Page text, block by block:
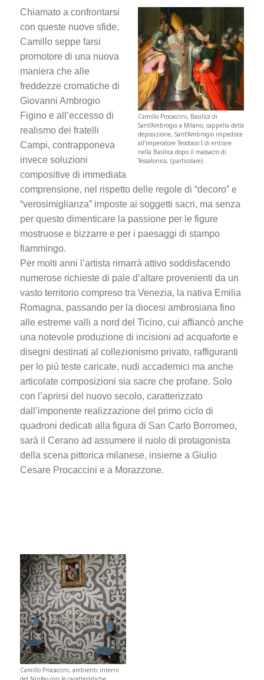
Camillo Procaccini, Basilica di
Sant’Ambrogio a Milano, cappella della
deposizione, Sant’Ambrogio impedisce
all’imperatore Teodosio I di entrare
nella Basilica dopo il massacro di
Tessalonica, (particolare).
Chiamato a confrontarsi
con queste nuove sfide,
Camillo seppe farsi
promotore di una nuova
maniera che alle
freddezze cromatiche di
Giovanni Ambrogio
Figino e all’eccesso di
realismo dei fratelli
Campi, contrapponeva
invece soluzioni
compositive di immediata
comprensione, nel rispetto delle regole di “decoro” e
“verosimiglianza” imposte ai soggetti sacri, ma senza
per questo dimenticare la passione per le figure
mostruose e bizzarre e per i paesaggi di stampo
fiammingo.
Per molti anni l’artista rimarrà attivo soddisfacendo
numerose richieste di pale d’altare provenienti da un
vasto territorio compreso tra Venezia, la nativa Emilia
Romagna, passando per la diocesi ambrosiana fino
alle estreme valli a nord del Ticino, cui affiancò anche
una notevole produzione di incisioni ad acquaforte e
disegni destinati al collezionismo privato, raffiguranti
per lo più teste caricate, nudi accademici ma anche
articolate composizioni sia sacre che profane. Solo
con l’aprirsi del nuovo secolo, caratterizzato
dall’imponente realizzazione del primo ciclo di
quadroni dedicati alla figura di San Carlo Borromeo,
sarà il Cerano ad assumere il ruolo di protagonista
della scena pittorica milanese, insieme a Giulio
Cesare Procaccini e a Morazzone.
Camillo Procaccini, ambienti interni